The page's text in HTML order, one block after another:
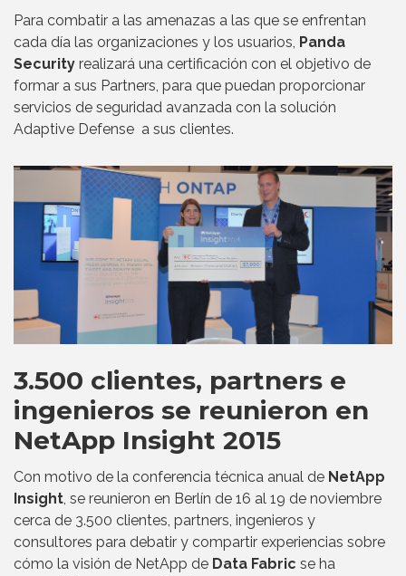
Para combatir a las amenazas a las que se enfrentan
cada día las organizaciones y los usuarios, Panda
Security realizará una certificación con el objetivo de
formar a sus Partners, para que puedan proporcionar
servicios de seguridad avanzada con la solución
Adaptive Defense a sus clientes.
3.500 clientes, partners e
ingenieros se reunieron en
NetApp Insight 2015
Con motivo de la conferencia técnica anual de NetApp
Insight, se reunieron en Berlín de 16 al 19 de noviembre
cerca de 3.500 clientes, partners, ingenieros y
consultores para debatir y compartir experiencias sobre
cómo la visión de NetApp de Data Fabric se ha